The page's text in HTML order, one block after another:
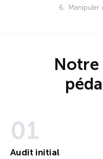
Manipuler
Notre
01
Audit initial